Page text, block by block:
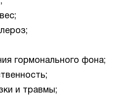
гормонального фона;
и травмы;